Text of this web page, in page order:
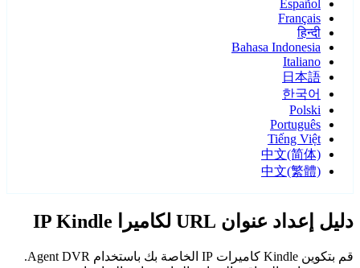
Español
Français
हिन्दी
Bahasa Indonesia
Italiano
日本語
한국어
Polski
Português
Tiếng Việt
中文(简体)
中文(繁體)
دليل إعداد عنوان URL لكاميرا IP Kindle
قم بتكوين Kindle كاميرات IP الخاصة بك باستخدام Agent DVR.